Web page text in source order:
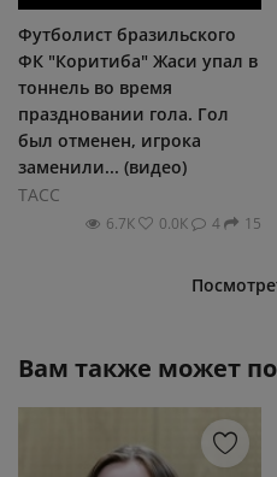
Футболист бразильского
ФК "Коритиба" Жаси упал в
тоннель во время
праздновании гола. Гол
был отменен, игрока
заменили... (видео)
ТАСС
6.7К 0.0К 4 15
Вам также может